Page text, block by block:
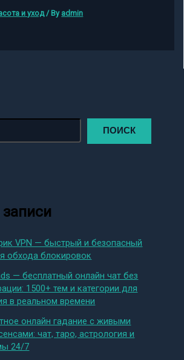
и уход/ By admin
ПОИСК
VPN — быстрый и безопасный
обхода блокировок
— бесплатный онлайн чат без
1500+ тем и категории для
в реальном времени
онлайн гадание с живыми
чат, таро, астрология и
24/7